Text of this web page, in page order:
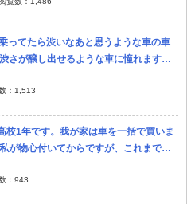
ってたら渋いなあと思うような車の車
さが醸し出せるような車に憧れます。
ない車を探してます。
： 1,513
校1年です。我が家は車を一括で買いま
が物心付いてからですが、これまで父
認定中古車)→ハリアー、母はプリウス
： 943